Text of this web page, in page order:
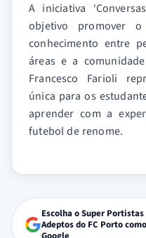
A iniciativa
objetivo promover
conhecimento entre
áreas e a
Francesco Farioli
única para os
aprender com a
futebol de renome.
Escolha o Super Portistas
Adeptos do FC Porto